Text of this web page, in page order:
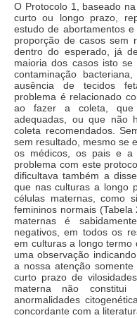
O Protocolo 1, baseado
curto ou longo prazo,
estudo de abortamentos
proporção de casos sem
dentro do esperado, já
maioria dos casos isto
contaminação
ausência de tecidos
problema é relacionado
ao fazer a coleta, que
adequadas, ou que não
coleta recomendados.
sem resultado, mesmo se
os médicos, os pais e a
problema com este
dificultava também a
que nas culturas a longo
células maternas, como
femininos normais
maternas é
negativos, em todos os
em culturas a longo termo
uma observação
a nossa atenção
curto prazo de
materna não
anormalidades
concordante com a